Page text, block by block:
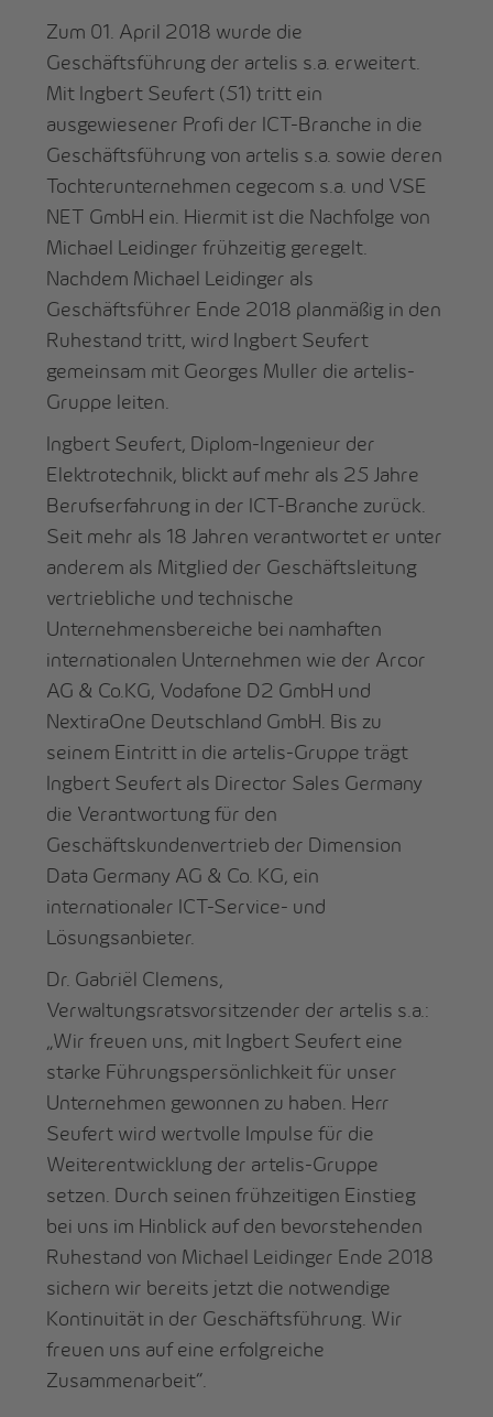
Zum 01. April 2018 wurde die
Geschäftsführung der artelis s.a. erweitert.
Mit Ingbert Seufert (51) tritt ein
ausgewiesener Profi der ICT-Branche in die
Geschäftsführung von artelis s.a. sowie deren
Tochterunternehmen cegecom s.a. und VSE
NET GmbH ein. Hiermit ist die Nachfolge von
Michael Leidinger frühzeitig geregelt.
Nachdem Michael Leidinger als
Geschäftsführer Ende 2018 planmäßig in den
Ruhestand tritt, wird Ingbert Seufert
gemeinsam mit Georges Muller die artelis-
Gruppe leiten.
Ingbert Seufert, Diplom-Ingenieur der
Elektrotechnik, blickt auf mehr als 25 Jahre
Berufserfahrung in der ICT-Branche zurück.
Seit mehr als 18 Jahren verantwortet er unter
anderem als Mitglied der Geschäftsleitung
vertriebliche und technische
Unternehmensbereiche bei namhaften
internationalen Unternehmen wie der Arcor
AG & Co.KG, Vodafone D2 GmbH und
NextiraOne Deutschland GmbH. Bis zu
seinem Eintritt in die artelis-Gruppe trägt
Ingbert Seufert als Director Sales Germany
die Verantwortung für den
Geschäftskundenvertrieb der Dimension
Data Germany AG & Co. KG, ein
internationaler ICT-Service- und
Lösungsanbieter.
Dr. Gabriël Clemens,
Verwaltungsratsvorsitzender der artelis s.a.:
„Wir freuen uns, mit Ingbert Seufert eine
starke Führungspersönlichkeit für unser
Unternehmen gewonnen zu haben. Herr
Seufert wird wertvolle Impulse für die
Weiterentwicklung der artelis-Gruppe
setzen. Durch seinen frühzeitigen Einstieg
bei uns im Hinblick auf den bevorstehenden
Ruhestand von Michael Leidinger Ende 2018
sichern wir bereits jetzt die notwendige
Kontinuität in der Geschäftsführung. Wir
freuen uns auf eine erfolgreiche
Zusammenarbeit“.